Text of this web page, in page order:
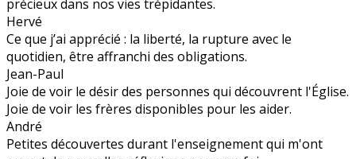
précieux dans nos vies trépidantes.
Hervé
Ce que j’ai apprécié : la liberté, la rupture avec le
quotidien, être affranchi des obligations.
Jean-Paul
Joie de voir le désir des personnes qui découvrent l'Église.
Joie de voir les frères disponibles pour les aider.
André
Petites découvertes durant l'enseignement qui m'ont